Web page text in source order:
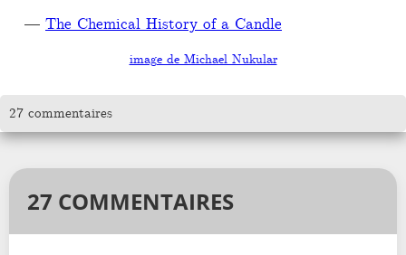
The Chemical History of a Candle
image de Michael Nukular
27 commentaires
27 COMMENTAIRES